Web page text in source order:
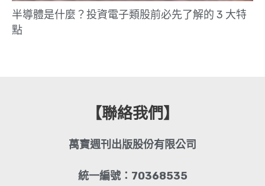
半導體是什麼？投資電子類股前必先了解的 3 大特
點
【聯絡我們】
萬寶週刊出版股份有限公司
統一編號：70368535